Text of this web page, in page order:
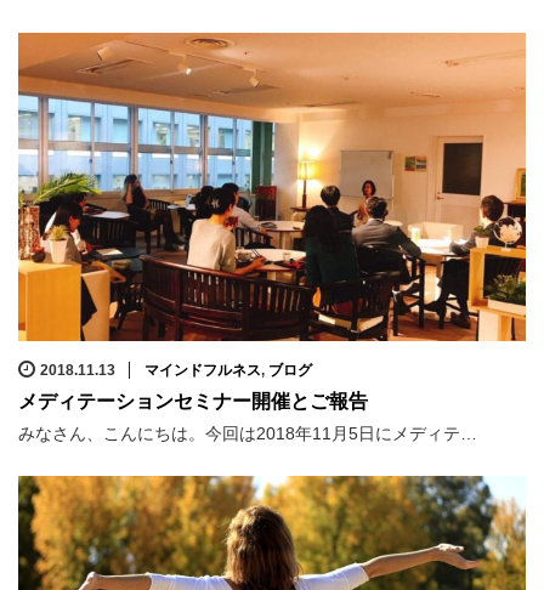
2018.11.13 マインドフルネス, ブログ
メディテーションセミナー開催とご報告
みなさん、こんにちは。今回は2018年11月5日にメディテ…